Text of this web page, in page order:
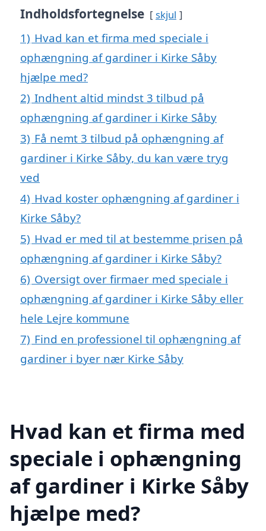
Indholdsfortegnelse skjul
1) Hvad kan et firma med speciale i
ophængning af gardiner i Kirke Såby
hjælpe med?
2) Indhent altid mindst 3 tilbud på
ophængning af gardiner i Kirke Såby
3) Få nemt 3 tilbud på ophængning af
gardiner i Kirke Såby, du kan være tryg
ved
4) Hvad koster ophængning af gardiner i
Kirke Såby?
5) Hvad er med til at bestemme prisen på
ophængning af gardiner i Kirke Såby?
6) Oversigt over firmaer med speciale i
ophængning af gardiner i Kirke Såby eller
hele Lejre kommune
7) Find en professionel til ophængning af
gardiner i byer nær Kirke Såby
Hvad kan et firma med
speciale i ophængning
af gardiner i Kirke Såby
hjælpe med?